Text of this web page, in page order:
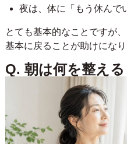
夜は、体に「もう休んで
とても基本的なことですが
基本に戻ることが助けになり
Q. 朝は何を整え